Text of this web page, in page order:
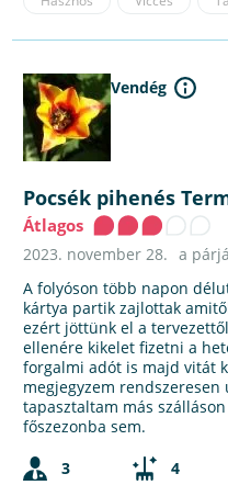
Vendég
Pocsék pihenés
Átlagos
2023. november 28. a
A folyóson több napon
kártya partik zajlottak
ezért jöttünk el a
ellenére kikelet fizetni a
forgalmi adót is majd vitát
megjegyzem
tapasztaltam más
főszezonba sem.
3
4